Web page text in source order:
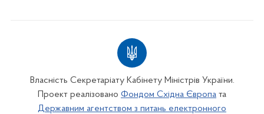
Власність Секретаріату Кабінету Міністрів України.
Проект реалізовано Фондом Східна Європа та
Державним агентством з питань електронного